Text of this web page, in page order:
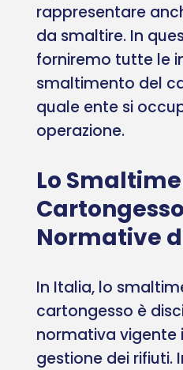
rappresentare
da smaltire. In
forniremo tutte le
smaltimento del
quale ente si
operazione.
Lo
Normative
In Italia, lo
cartongesso è
normativa vigente
gestione dei rifiuti.